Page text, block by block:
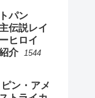
パン
伝説レイ
ヒロイ
介
1544
ン・アメ